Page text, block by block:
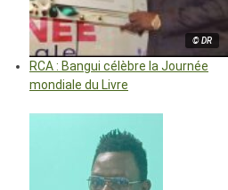
© DR
RCA : Bangui célèbre la Journée
mondiale du Livre